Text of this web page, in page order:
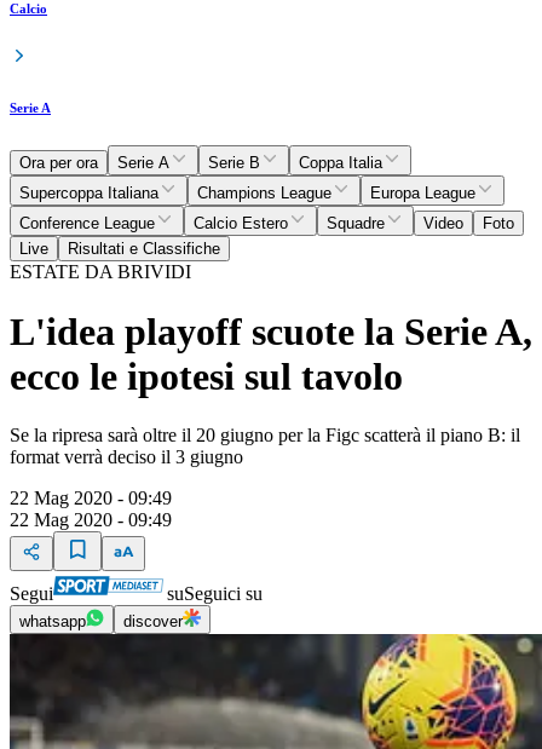
Calcio
Serie A
Ora per ora Serie A Serie B
Coppa Italia
Supercoppa Italiana
Champions League
Europa League
Conference League
Calcio Estero Squadre Video
Foto
Live
Risultati e Classifiche
ESTATE DA BRIVIDI
L'idea playoff scuote la Serie A,
ecco le ipotesi sul tavolo
Se la ripresa sarà oltre il 20 giugno per la Figc scatterà il piano B: il
format verrà deciso il 3 giugno
22 Mag 2020 - 09:49
22 Mag 2020 - 09:49
Segui suSeguici su
whatsapp discover